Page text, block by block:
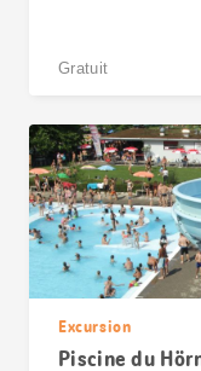
Gratuit
Excursion
Piscine du